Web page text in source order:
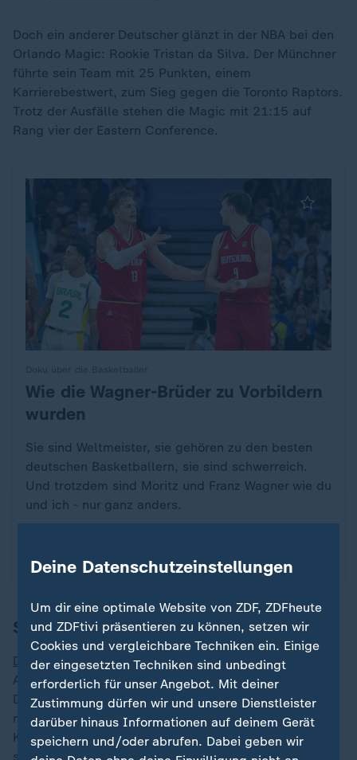
Doch ein anderer Deutscher glänzt in der NBA bei den
Orlando Magic: Rookie Tristan da Silva. Der Münchner
führte sein Team mit 25 Punkten, einem
Karrierebestwert, zum Sieg gegen die Toronto Raptors.
Trotz der Ausfälle stehen die Magic mit 21:15 auf
Rang vier der Eastern Conference.
:
Wie die Wagner-Brüder zu Vorbildern
wurden
Sie sind Weltmeister, sie gehören zu den besten
deutschen Basketballern, sie sind schwerreich.
Und trotzdem sind Moritz und Franz Wagner wie du
und ich - nur ganz anders.
mit Video46:21
Schröder kommt nicht in Fahrt
Dennis Schrödermusste dagegen nach dem leichten
Aufwärtstrend eine herbe Enttäuschung einstecken.
Der Kapitän der deutschen Nationalmannschaft verlor
mit den Golden State Warriors gegen die Sacramento
Kings. Es war die sechste Niederlage im zehnten Spiel
seit Schröders Wechsel nach San Francisco. Golden
Deine Datenschutzeinstellungen
Um dir eine optimale Website von ZDF, ZDFheute
und ZDFtivi präsentieren zu können, setzen wir
Cookies und vergleichbare Techniken ein. Einige
der eingesetzten Techniken sind unbedingt
erforderlich für unser Angebot. Mit deiner
Zustimmung dürfen wir und unsere Dienstleister
darüber hinaus Informationen auf deinem Gerät
speichern und/oder abrufen. Dabei geben wir